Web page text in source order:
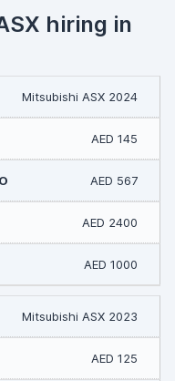
hiring in
Mitsubishi ASX 2024
AED 145
AED 567
AED 2400
AED 1000
Mitsubishi ASX 2023
AED 125